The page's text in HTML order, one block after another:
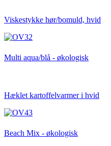
Viskestykke hør/bomuld, hvid
Multi aqua/blå - økologisk
Hæklet kartoffelvarmer i hvid
Beach Mix - økologisk